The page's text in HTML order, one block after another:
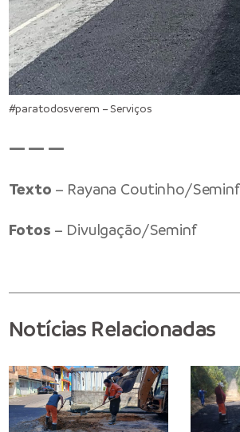
#paratodosverem – Serviços
— — —
Texto – Rayana Coutinho/Seminf
Fotos – Divulgação/Seminf
Notícias Relacionadas